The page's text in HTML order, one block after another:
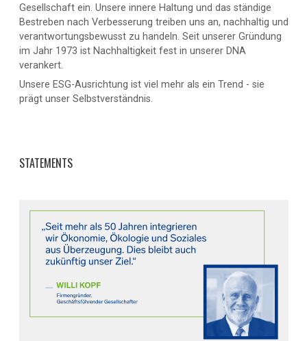
Gesellschaft ein. Unsere innere Haltung und das ständige
Bestreben nach Verbesserung treiben uns an, nachhaltig und
verantwortungsbewusst zu handeln. Seit unserer Gründung
im Jahr 1973 ist Nachhaltigkeit fest in unserer DNA
verankert.
Unsere ESG-Ausrichtung ist viel mehr als ein Trend - sie
prägt unser Selbstverständnis.
STATEMENTS